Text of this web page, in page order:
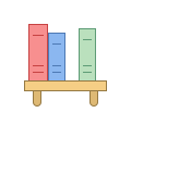
контенту